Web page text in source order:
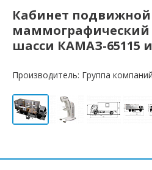
Кабинет подвижной
маммографический
шасси КАМАЗ-65115
Производитель: Группа